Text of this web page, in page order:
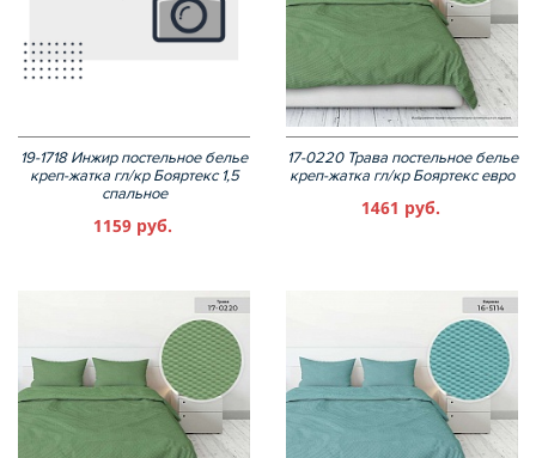
19-1718 Инжир постельное белье
креп-жатка гл/кр Бояртекс 1,5
спальное
1159 руб.
17-0220 Трава постельное белье
креп-жатка гл/кр Бояртекс евро
1461 руб.